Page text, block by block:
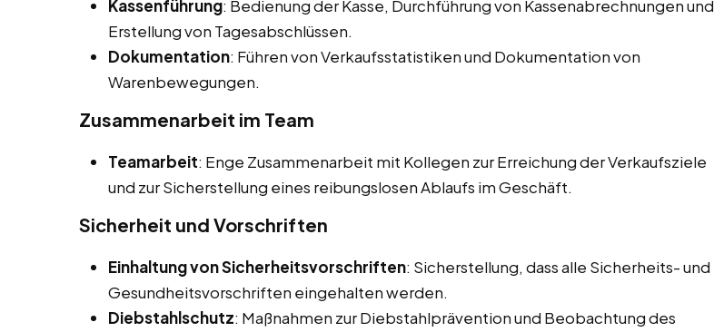
Kassenführung: Bedienung der Kasse, Durchführung von Kassenabrechnungen und
Erstellung von Tagesabschlüssen.
Dokumentation: Führen von Verkaufsstatistiken und Dokumentation von
Warenbewegungen.
Zusammenarbeit im Team
Teamarbeit: Enge Zusammenarbeit mit Kollegen zur Erreichung der Verkaufsziele
und zur Sicherstellung eines reibungslosen Ablaufs im Geschäft.
Sicherheit und Vorschriften
Einhaltung von Sicherheitsvorschriften: Sicherstellung, dass alle Sicherheits- und
Gesundheitsvorschriften eingehalten werden.
Diebstahlschutz: Maßnahmen zur Diebstahlprävention und Beobachtung des